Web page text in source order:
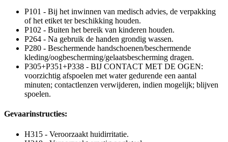
P101 - Bij het inwinnen van medisch advies, de verpakking
of het etiket ter beschikking houden.
P102 - Buiten het bereik van kinderen houden.
P264 - Na gebruik de handen grondig wassen.
P280 - Beschermende handschoenen/beschermende
kleding/oogbescherming/gelaatsbescherming dragen.
P305+P351+P338 - BIJ CONTACT MET DE OGEN:
voorzichtig afspoelen met water gedurende een aantal
minuten; contactlenzen verwijderen, indien mogelijk; blijven
spoelen.
Gevaarinstructies:
H315 - Veroorzaakt huidirritatie.